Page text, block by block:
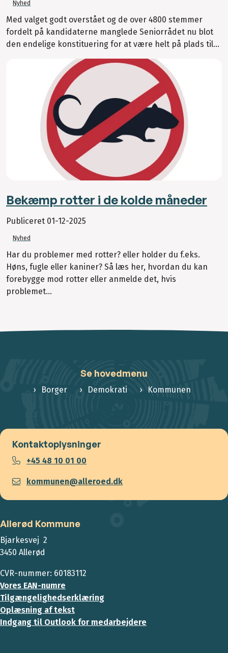
Nyhed
Med valget godt overstået og de over 4800 stemmer
fordelt på kandidaterne manglede Seniorrådet nu blot
den endelige konstituering for at være helt på plads til...
Bekæmp rotter i de kolde måneder
Publiceret 01-12-2025
Nyhed
Har du problemer med rotter? eller holder du f.eks.
Høns, fugle eller kaniner? Så læs her, hvordan du kan
forebygge mod rotter eller anmelde det, hvis
problemet...
Se hovedmenu
Borger Demokrati Kommunen
Kontaktoplysninger
+45 48 10 01 00
kommunen@alleroed.dk
Allerød Kommune
Bjarkesvej 2
3450 Allerød
CVR-nummer: 60183112
Vores EAN-numre
Tilgængelighedserklæring
Oplæsning af tekst
Indgang til Outlook for medarbejdere